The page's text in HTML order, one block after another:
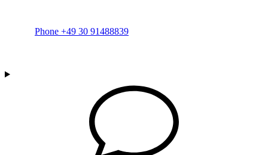
Phone +49 30 91488839